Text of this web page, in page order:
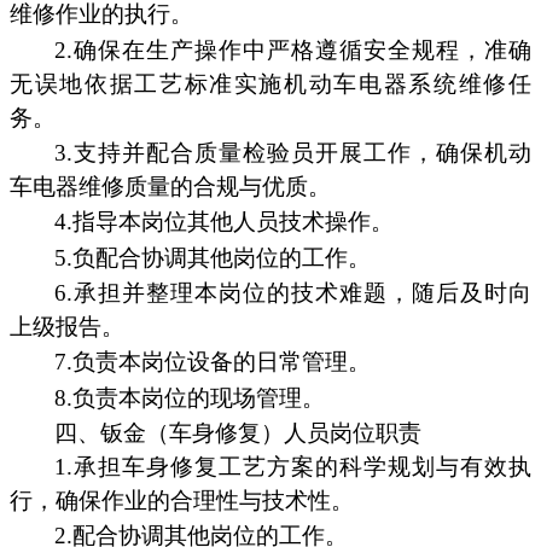
维修作业的执行。
2.确保在生产操作中严格遵循安全规程，准确
无误地依据工艺标准实施机动车电器系统维修任
务。
3.支持并配合质量检验员开展工作，确保机动
车电器维修质量的合规与优质。
4.指导本岗位其他人员技术操作。
5.负配合协调其他岗位的工作。
6.承担并整理本岗位的技术难题，随后及时向
上级报告。
7.负责本岗位设备的日常管理。
8.负责本岗位的现场管理。
四、钣金（车身修复）人员岗位职责
1.承担车身修复工艺方案的科学规划与有效执
行，确保作业的合理性与技术性。
2.配合协调其他岗位的工作。